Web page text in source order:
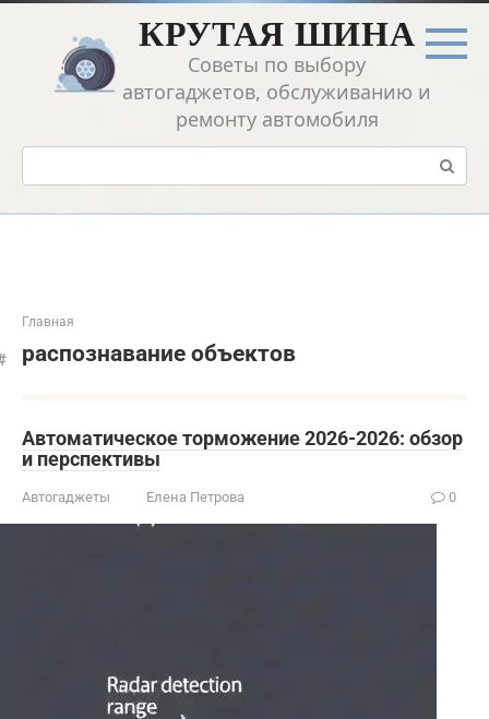
Перейти
контенту
КРУТАЯ ШИНА
Советы по выбору
автогаджетов, обслуживанию и
ремонту автомобиля
Поиск:
Главная
распознавание объектов
Автоматическое торможение 2026-2026: обзор
и перспективы
Автогаджеты Елена Петрова 0